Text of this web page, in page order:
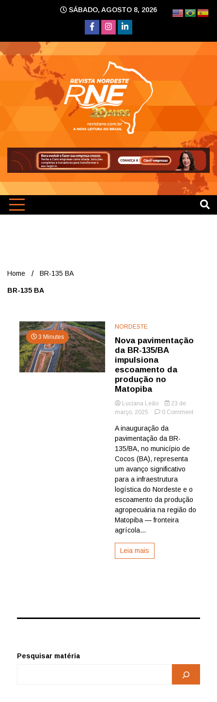
SÁBADO, AGOSTO 8, 2026
Home BR-135 BA
BR-135 BA
3 Minutes
NORDESTE
Nova pavimentação
da BR-135/BA
impulsiona
escoamento da
produção no
Matopiba
Luciana Leão
23 de
março, 2025
0 Commenton
no
Matopiba
A inauguração da
pavimentação da BR-
135/BA, no município de
Cocos (BA), representa
um avanço significativo
para a infraestrutura
logística do Nordeste e o
escoamento da produção
agropecuária na região do
Matopiba — fronteira
agrícola...
Leia mais
Pesquisar matéria